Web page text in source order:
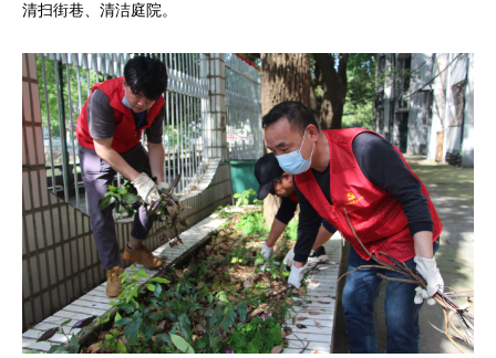
清扫街巷、清洁庭院。